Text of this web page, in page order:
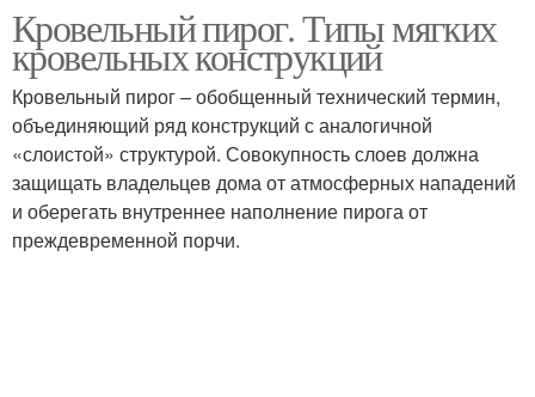
Кровельный пирог. Типы мягких
кровельных конструкций
Кровельный пирог – обобщенный технический термин,
объединяющий ряд конструкций с аналогичной
«слоистой» структурой. Совокупность слоев должна
защищать владельцев дома от атмосферных нападений
и оберегать внутреннее наполнение пирога от
преждевременной порчи.